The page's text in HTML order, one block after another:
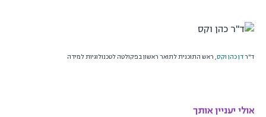
ד''רדן כהן וקס, ראש התוכנית לתואר ראשון בפקולטה לטכנולוגיות למידה
אולי יעניין אותך